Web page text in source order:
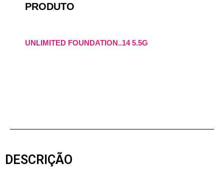
PRODUTO
UNLIMITED FOUNDATION..14 5.5G
DESCRIÇÃO